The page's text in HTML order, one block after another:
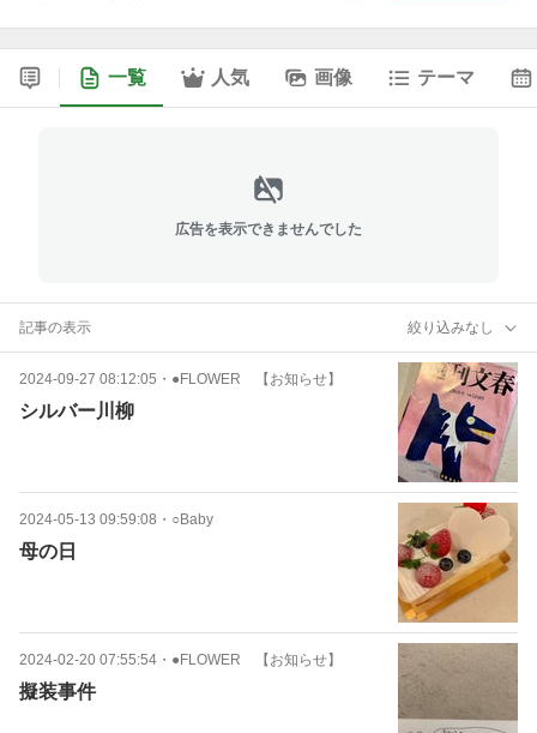
一覧 人気 画像 テーマ
広告を表示できませんでした
記事の表示 絞り込みなし
2024-09-27 08:12:05 ・ ●FLOWER 【お知らせ】
シルバー川柳
2024-05-13 09:59:08 ・ ○Baby
母の日
2024-02-20 07:55:54 ・ ●FLOWER 【お知らせ】
擬装事件